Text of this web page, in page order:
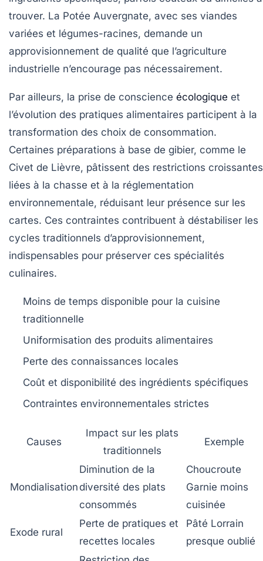
trouver. La Potée Auvergnate, avec ses viandes
variées et légumes-racines, demande un
approvisionnement de qualité que l’agriculture
industrielle n’encourage pas nécessairement.
Par ailleurs, la prise de conscience écologique et
l’évolution des pratiques alimentaires participent à la
transformation des choix de consommation.
Certaines préparations à base de gibier, comme le
Civet de Lièvre, pâtissent des restrictions croissantes
liées à la chasse et à la réglementation
environnementale, réduisant leur présence sur les
cartes. Ces contraintes contribuent à déstabiliser les
cycles traditionnels d’approvisionnement,
indispensables pour préserver ces spécialités
culinaires.
Moins de temps disponible pour la cuisine
traditionnelle
Uniformisation des produits alimentaires
Perte des connaissances locales
Coût et disponibilité des ingrédients spécifiques
Contraintes environnementales strictes
Causes
Impact sur les plats
traditionnels
Exemple
Mondialisation
Diminution de la
diversité des plats
consommés
Choucroute
Garnie moins
cuisinée
Exode rural
Perte de pratiques et
recettes locales
Pâté Lorrain
presque oublié